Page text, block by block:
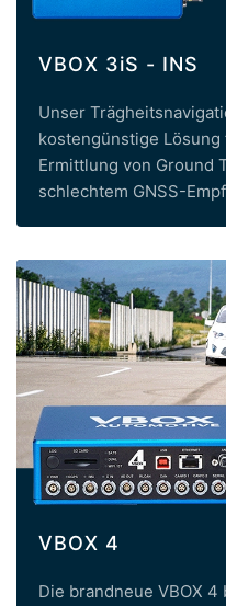
VBOX 3iS - INS
Unser
kostengünstige
Ermittlung von Ground
schlechtem GNSS-
VBOX 4
Die brandneue VBOX